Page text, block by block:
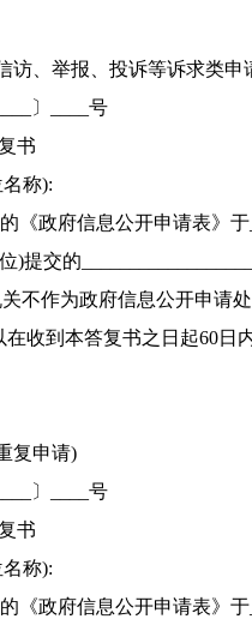
访、举报、投诉等诉求类申
〕____号
书
称):
《政府信息公开申请表》于
)提交的
不作为政府信息公开申请
收到本答复书之日起60日
复申请)
〕____号
书
称):
《政府信息公开申请表》于